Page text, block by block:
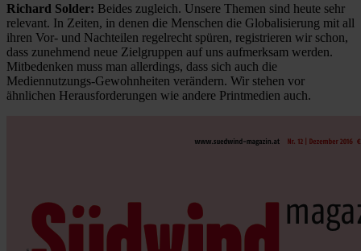
Richard Solder: Beides zugleich. Unsere Themen sind heute sehr
relevant. In Zeiten, in denen die Menschen die Globalisierung mit all
ihren Vor- und Nachteilen regelrecht spüren, registrieren wir schon,
dass zunehmend neue Zielgruppen auf uns aufmerksam werden.
Mitbedenken muss man allerdings, dass sich auch die
Mediennutzungs-Gewohnheiten verändern. Wir stehen vor
ähnlichen Herausforderungen wie andere Printmedien auch.